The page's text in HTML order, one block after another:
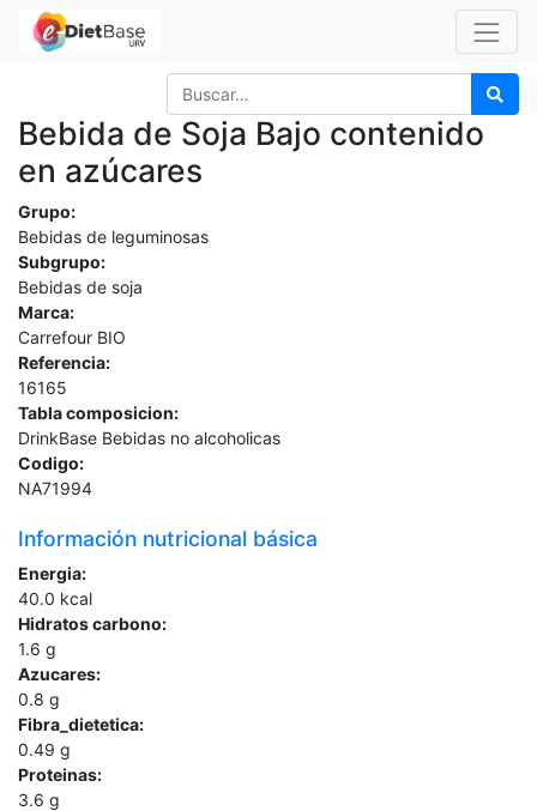
Bebida de Soja Bajo contenido
en azúcares
Grupo:
Bebidas de leguminosas
Subgrupo:
Bebidas de soja
Marca:
Carrefour BIO
Referencia:
16165
Tabla composicion:
DrinkBase Bebidas no alcoholicas
Codigo:
NA71994
Información nutricional básica
Energia:
40.0 kcal
Hidratos carbono:
1.6 g
Azucares:
0.8 g
Fibra_dietetica:
0.49 g
Proteinas:
3.6 g